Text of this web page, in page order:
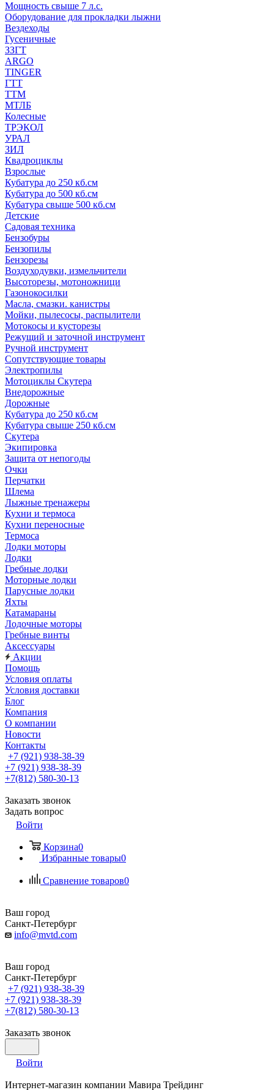
Мощность свыше 7 л.с.
Оборудование для прокладки лыжни
Вездеходы
Гусеничные
ЗЗГТ
ARGO
TINGER
ГТТ
ТТМ
МТЛБ
Колесные
ТРЭКОЛ
УРАЛ
ЗИЛ
Квадроциклы
Взрослые
Кубатура до 250 кб.см
Кубатура до 500 кб.см
Кубатура свыше 500 кб.см
Детские
Садовая техника
Бензобуры
Бензопилы
Бензорезы
Воздуходувки, измельчители
Высоторезы, мотоножници
Газонокосилки
Масла, смазки. канистры
Мойки, пылесосы, распылители
Мотокосы и кусторезы
Режущий и заточной инструмент
Ручной инструмент
Сопутствующие товары
Электропилы
Мотоциклы Скутера
Внедорожные
Дорожные
Кубатура до 250 кб.см
Кубатура свыше 250 кб.см
Скутера
Экипировка
Защита от непогоды
Очки
Перчатки
Шлема
Лыжные тренажеры
Кухни и термоса
Кухни переносные
Термоса
Лодки моторы
Лодки
Гребные лодки
Моторные лодки
Парусные лодки
Яхты
Катамараны
Лодочные моторы
Гребные винты
Аксессуары
Акции
Помощь
Условия оплаты
Условия доставки
Блог
Компания
О компании
Новости
Контакты
+7 (921) 938-38-39
+7 (921) 938-38-39
+7(812) 580-30-13
Заказать звонок
Задать вопрос
Войти
Корзина0
Избранные товары0
Сравнение товаров0
Ваш город
Санкт-Петербург
info@mvtd.com
Ваш город
Санкт-Петербург
+7 (921) 938-38-39
+7 (921) 938-38-39
+7(812) 580-30-13
Заказать звонок
Войти
Интернет-магазин компании Мавира Трейдинг